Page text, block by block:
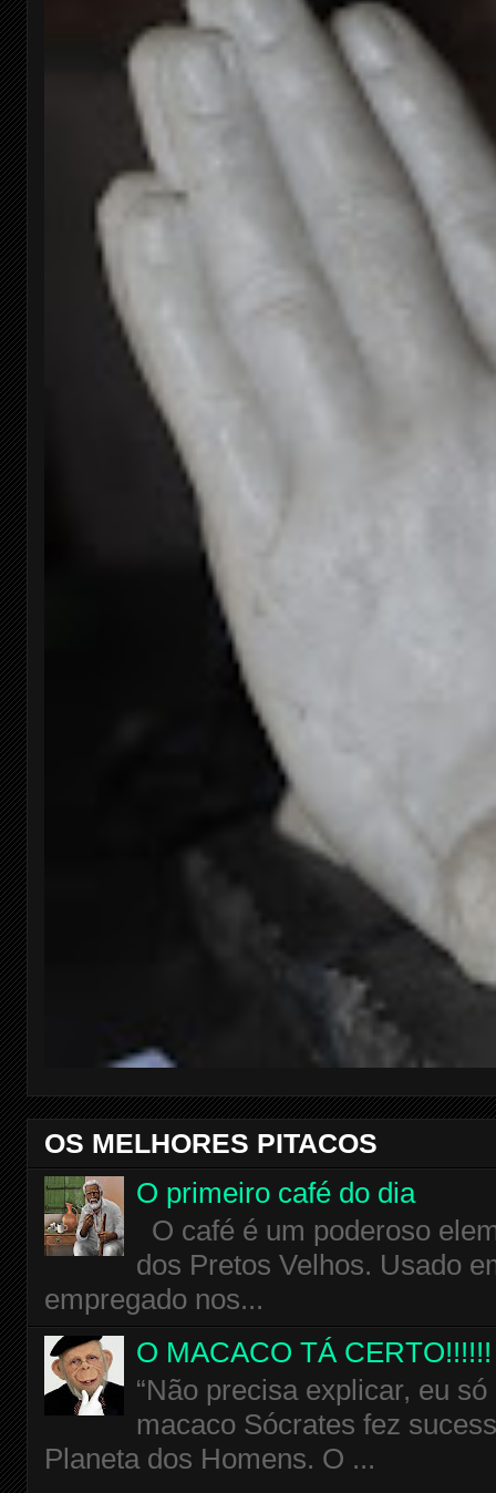
OS MELHORES PITACOS
O primeiro café do dia
O café é um poderoso
dos Pretos Velhos. Usado
empregado nos...
O MACACO TÁ CERTO!!!!!!
“Não precisa explicar, eu
macaco Sócrates fez
Planeta dos Homens. O ...